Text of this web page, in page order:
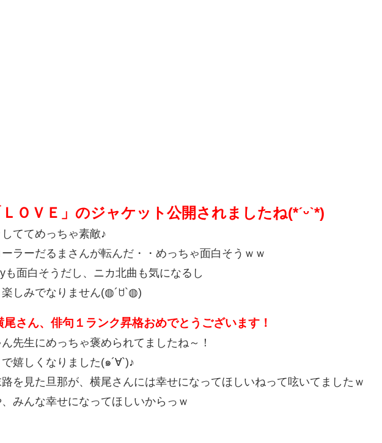
ＯＶＥ」のジャケット公開されましたね(*ˊᵕˋ*)
ててめっちゃ素敵♪
ラーだるまさんが転んだ・・めっちゃ面白そうｗｗ
も面白そうだし、ニカ北曲も気になるし
しみでなりません(◍´ꇴ`◍)
尾さん、俳句１ランク昇格おめでとうございます！
先生にめっちゃ褒められてましたね～！
嬉しくなりました(๑´∀`)♪
を見た旦那が、横尾さんには幸せになってほしいねって呟いてましたｗ
みんな幸せになってほしいからっｗ